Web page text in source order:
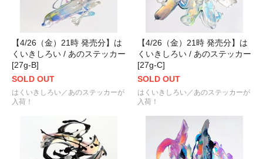
【4/26（金）21時 発売分】は
くいきしろい / あのステッカー
[27g-B]
SOLD OUT
はくいきしろい／あのステッカーが
入荷！
【4/26（金）21時 発売分】は
くいきしろい / あのステッカー
[27g-C]
SOLD OUT
はくいきしろい／あのステッカーが
入荷！